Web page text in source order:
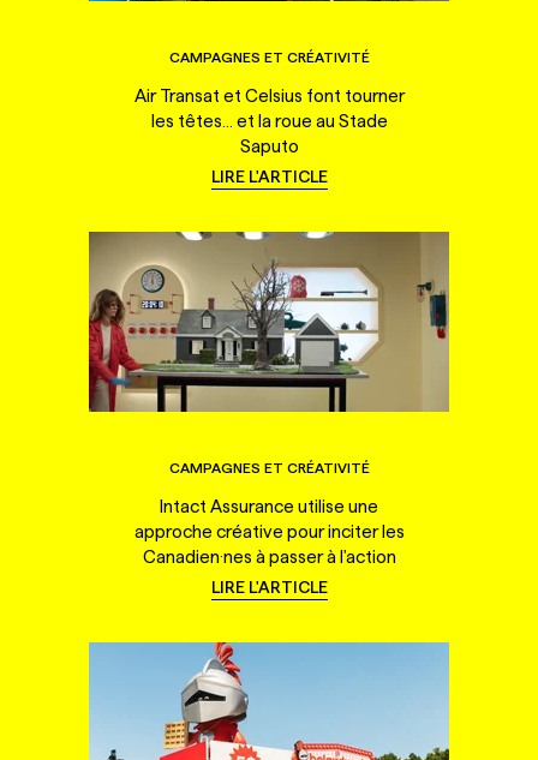
CAMPAGNES ET CRÉATIVITÉ
Air Transat et Celsius font tourner
les têtes... et la roue au Stade
Saputo
LIRE L'ARTICLE
CAMPAGNES ET CRÉATIVITÉ
Intact Assurance utilise une
approche créative pour inciter les
Canadien·nes à passer à l'action
LIRE L'ARTICLE